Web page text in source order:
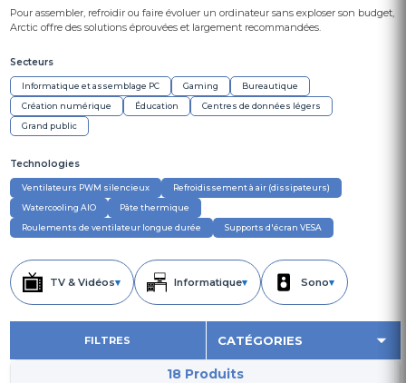
Pour assembler, refroidir ou faire évoluer un ordinateur sans exploser son budget,
Arctic offre des solutions éprouvées et largement recommandées.
Secteurs
Informatique et assemblage PC Gaming
Bureautique
Création numérique
Éducation
Centres de données légers
Grand public
Technologies
Ventilateurs PWM silencieux
Refroidissement à air (dissipateurs)
Watercooling AIO
Pâte thermique
Roulements de ventilateur longue durée
Supports d'écran VESA
TV & Vidéos▾ Informatique▾ Sono▾
FILTRES
18 Produits